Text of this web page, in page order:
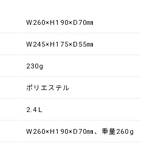
W260×H190×D70㎜
W245×H175×D55㎜
230g
ポリエステル
2.4Ｌ
W260×H190×D70㎜、重量260g